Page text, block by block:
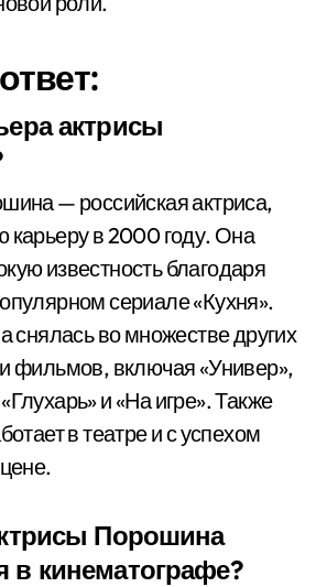
актрисы
— российская актриса,
карьеру в 2000 году. Она
известность благодаря
сериале «Кухня».
снялась во множестве других
фильмов, включая «Универ»,
и «На игре». Также
в театре и с успехом
Порошина
в кинематографе?